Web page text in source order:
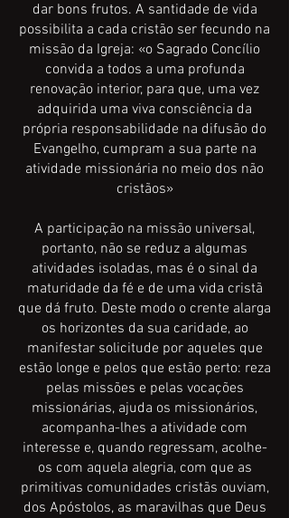
dar bons frutos. A santidade de vida
possibilita a cada cristão ser fecundo na
missão da Igreja: «o Sagrado Concílio
convida a todos a uma profunda
renovação interior, para que, uma vez
adquirida uma viva consciência da
própria responsabilidade na difusão do
Evangelho, cumpram a sua parte na
atividade missionária no meio dos não
cristãos»
A participação na missão universal,
portanto, não se reduz a algumas
atividades isoladas, mas é o sinal da
maturidade da fé e de uma vida cristã
que dá fruto. Deste modo o crente alarga
os horizontes da sua caridade, ao
manifestar solicitude por aqueles que
estão longe e pelos que estão perto: reza
pelas missões e pelas vocações
missionárias, ajuda os missionários,
acompanha-lhes a atividade com
interesse e, quando regressam, acolhe-
os com aquela alegria, com que as
primitivas comunidades cristãs ouviam,
dos Apóstolos, as maravilhas que Deus